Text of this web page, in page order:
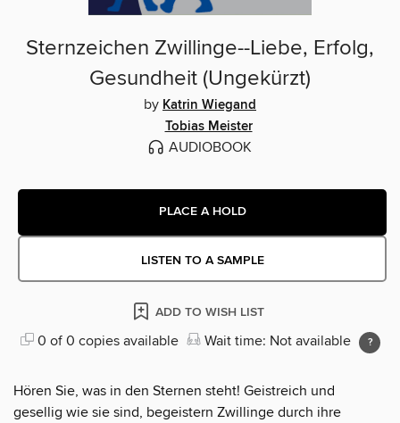
Sternzeichen Zwillinge--Liebe, Erfolg,
Gesundheit (Ungekürzt)
by Katrin Wiegand
Tobias Meister
AUDIOBOOK
PLACE A HOLD
LISTEN TO A SAMPLE
ADD TO WISH LIST
0 of 0 copies available Wait time: Not available
Hören Sie, was in den Sternen steht! Geistreich und
gesellig wie sie sind, begeistern Zwillinge durch ihre